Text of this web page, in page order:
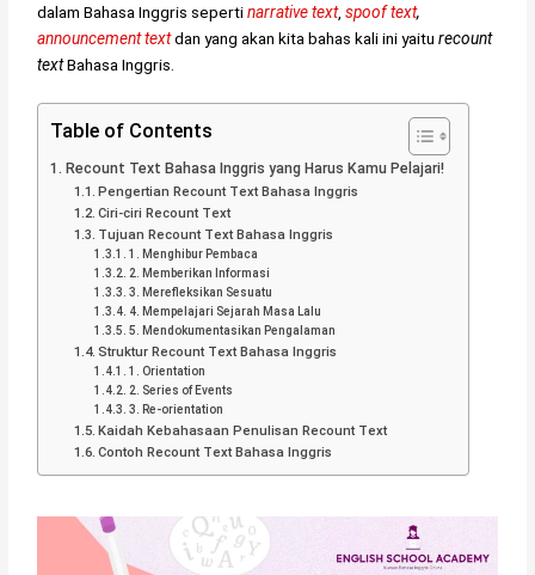
dalam Bahasa Inggris sepertinarrative text,spoof text,
announcement textdan yang akan kita bahas kali ini yaiturecount
textBahasa Inggris.
Table of Contents
Recount Text Bahasa Inggris yang Harus Kamu Pelajari!
Pengertian Recount Text Bahasa Inggris
Ciri-ciri Recount Text
Tujuan Recount Text Bahasa Inggris
1. Menghibur Pembaca
2. Memberikan Informasi
3. Merefleksikan Sesuatu
4. Mempelajari Sejarah Masa Lalu
5. Mendokumentasikan Pengalaman
Struktur Recount Text Bahasa Inggris
1. Orientation
2. Series of Events
3. Re-orientation
Kaidah Kebahasaan Penulisan Recount Text
Contoh Recount Text Bahasa Inggris